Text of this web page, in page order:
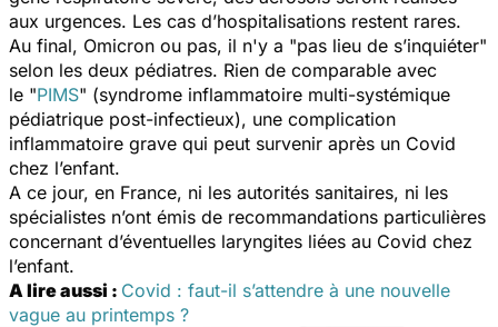
aux urgences. Les cas d’hospitalisations restent rares.
Au final, Omicron ou pas, il n'y a "pas lieu de s’inquiéter"
selon les deux pédiatres. Rien de comparable avec
le "PIMS" (syndrome inflammatoire multi-systémique
pédiatrique post-infectieux), une complication
inflammatoire grave qui peut survenir après un Covid
chez l’enfant.
A ce jour, en France, ni les autorités sanitaires, ni les
spécialistes n’ont émis de recommandations particulières
concernant d’éventuelles laryngites liées au Covid chez
l’enfant.
A lire aussi : Covid : faut-il s’attendre à une nouvelle
vague au printemps ?